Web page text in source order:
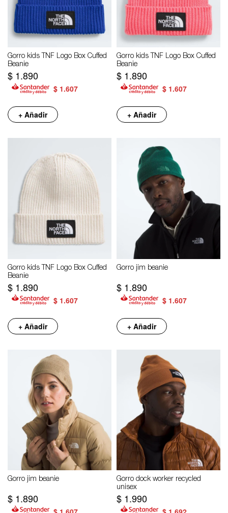
Gorro kids TNF Logo Box Cuffed
Beanie
$ 1.890
$ 1.607
+ Añadir
Gorro kids TNF Logo Box Cuffed
Beanie
$ 1.890
$ 1.607
+ Añadir
Gorro kids TNF Logo Box Cuffed
Beanie
$ 1.890
$ 1.607
+ Añadir
Gorro jim beanie
$ 1.890
$ 1.607
+ Añadir
Gorro jim beanie
$ 1.890
Gorro dock worker recycled
unisex
$ 1.990